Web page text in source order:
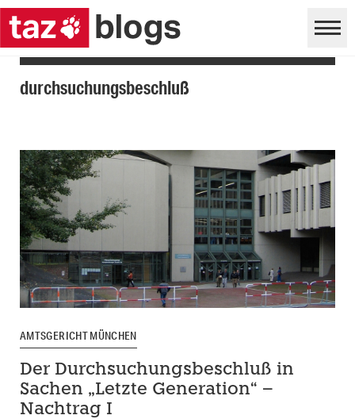
durchsuchungsbeschluß
AMTSGERICHT MÜNCHEN
Der Durchsuchungsbeschluß in
Sachen „Letzte Generation“ –
Nachtrag I